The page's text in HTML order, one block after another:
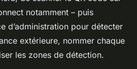
notamment – puis
d’administration pour détecter
extérieure, nommer chaque
les zones de détection.